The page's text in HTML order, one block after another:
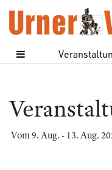
Vom 9. Aug. - 13. Aug.